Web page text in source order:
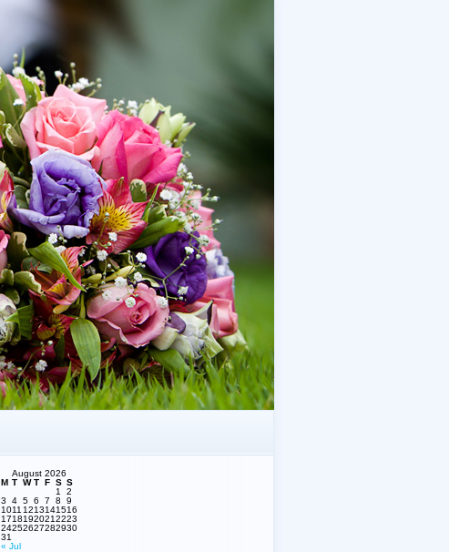
August 2026
M T W T F S S
1
2
3
4 5 6 7 8
9
1011 1213141516
17181920212223
24252627282930
31
« Jul